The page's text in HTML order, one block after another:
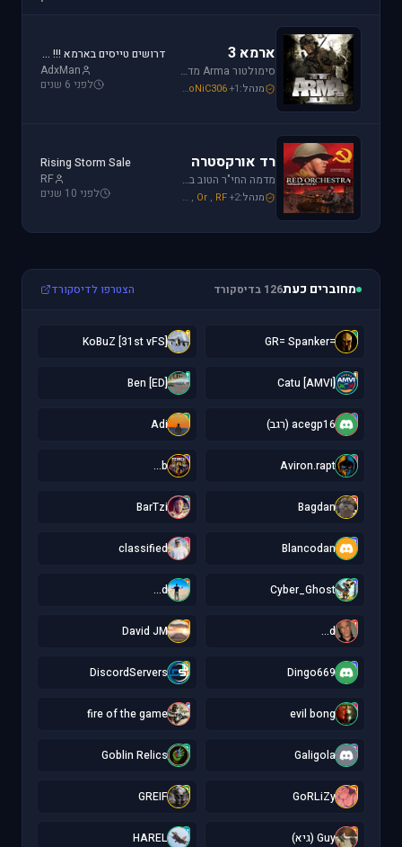
ארמא 3
סימולטור Arma מדמה את לוחמת שדה הקרב ברמה ריאליסטית גבוהה. בנוסף, ארמא משלב בין לוחמה אווירית ללוחמת שדה קרקעית.
מנהל: galzohar SoNiC306+1
דרושים טייסים בארמא !!! Sayeret Matkal Clan
AdxMan
לפני 6 שנים
רד אורקסטרה
מדמה החי"ר הטוב ביותר שיצא למלחמת העולם השנייה. המשחק היחידי שמחזיר אותך לחזית המזרחית. כולל לוחמת חי"ר ושריון.
מנהל: Mike_69th , Or , RF+2
Rising Storm Sale
RF
לפני 10 שנים
מחוברים כעת126 בדיסקורד הצטרפו לדיסקורד
=
=GR= Spanker
[
[31st vFS] KoBuZ
[
[AMVI] Catu
[
[ED] Ben
a acegp16 (רגב) A
Adi
A
Aviron.rapt
b
b...
B
Bagdan
B
BarTzi
B
Blancodan
c
classified
C
Cyber_Ghost
d
d...
d
d...
D
David JM
D
Dingo669
D
DiscordServers
e
evil bong
f
fire of the game
G
Galigola
G
Goblin Relics
G
GoRLiZy
G
GREIF
G Guy (גיא) H
HAREL